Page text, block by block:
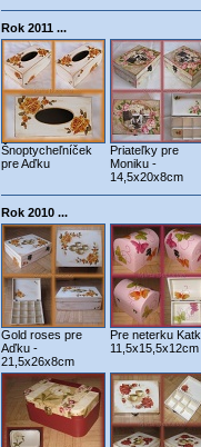
Rok 2011 ...
Šnoptycheľníček
pre Aďku
Priateľky pre
Moniku -
14,5x20x8cm
Rok 2010 ...
Gold roses pre
Aďku -
21,5x26x8cm
Pre neterku
11,5x15,5x12cm